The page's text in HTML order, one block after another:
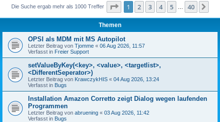
Die Suche ergab mehr als 1000 Treffer Seite 1von 40
1 2 3 4 5 40
Themen
OPSI als MDM mit MS Autopilot
Letzter Beitrag von Tjomme « 06 Aug 2026, 11:57
Verfasst in Freier Support
setValueByKey(<key>, <value>, <targetlist>,
<DifferentSeperator>)
Letzter Beitrag von KrawczykHIS « 04 Aug 2026, 13:24
Verfasst in Bugs
Installation Amazon Corretto zeigt Dialog wegen laufenden
Programmen
Letzter Beitrag von abruening « 03 Aug 2026, 11:42
Verfasst in Bugs